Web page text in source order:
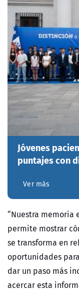
Jóvenes
puntajes con
Ver más
“Nuestra memoria
permite mostrar
se transforma en
oportunidades
dar un paso más
acercar esta